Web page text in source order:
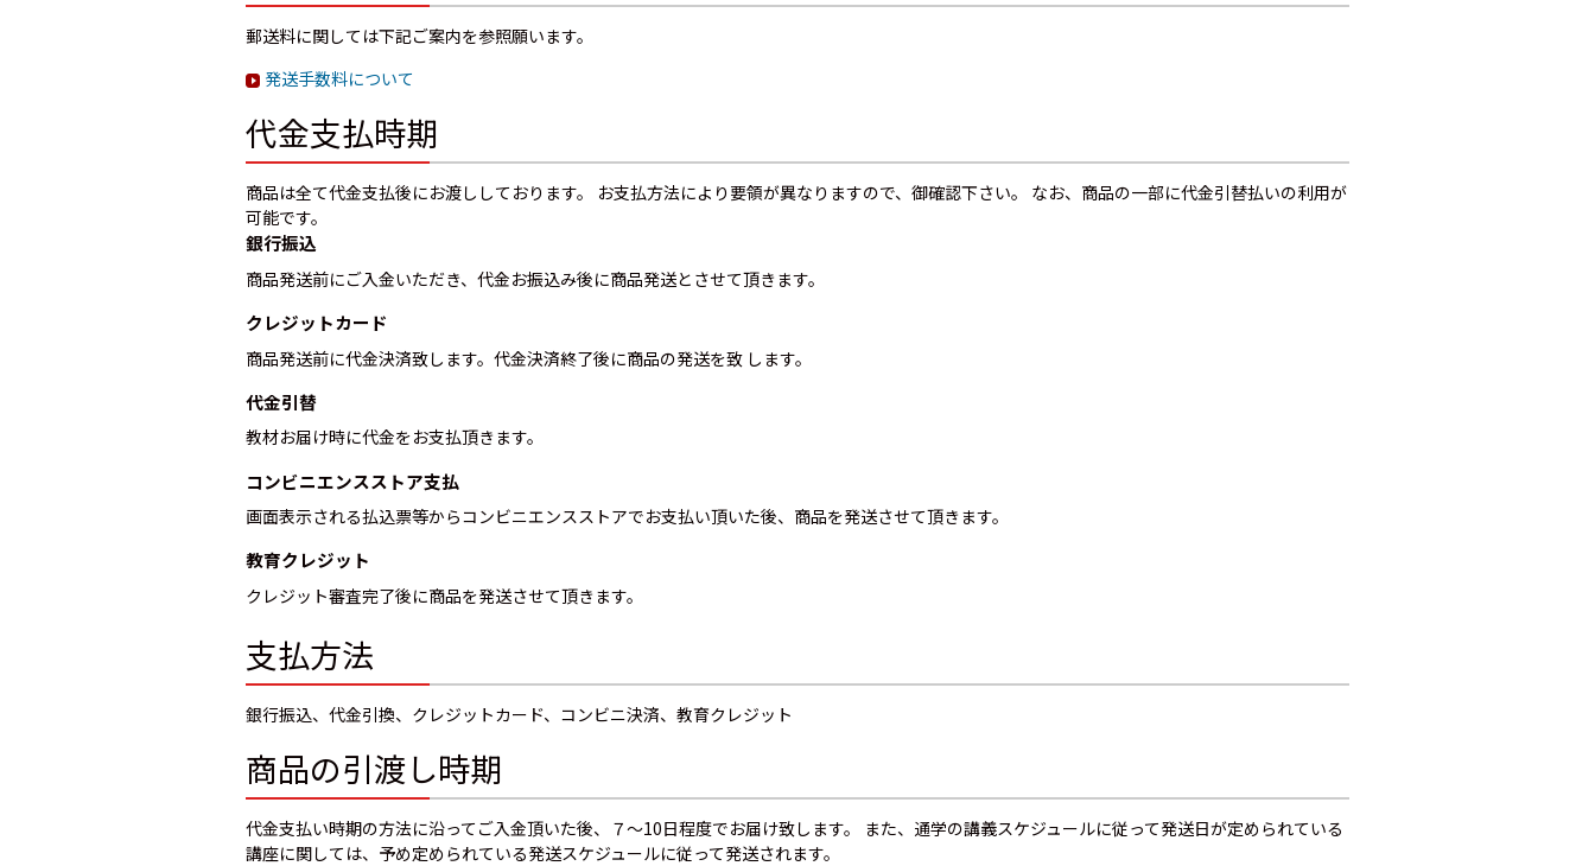
郵送料に関しては下記ご案内を参照願います。
発送手数料について
代金支払時期
商品は全て代金支払後にお渡ししております。 お支払方法により要領が異なりますので、御確認下さい。 なお、商品の一部に代金引替払いの利用が
可能です。
銀行振込
商品発送前にご入金いただき、代金お振込み後に商品発送とさせて頂きます。
クレジットカード
商品発送前に代金決済致します。代金決済終了後に商品の発送を致 します。
代金引替
教材お届け時に代金をお支払頂きます。
コンビニエンスストア支払
画面表示される払込票等からコンビニエンスストアでお支払い頂いた後、商品を発送させて頂きます。
教育クレジット
クレジット審査完了後に商品を発送させて頂きます。
支払方法
銀行振込、代金引換、クレジットカード、コンビニ決済、教育クレジット
商品の引渡し時期
代金支払い時期の方法に沿ってご入金頂いた後、７～10日程度でお届け致します。 また、通学の講義スケジュールに従って発送日が定められている
講座に関しては、予め定められている発送スケジュールに従って発送されます。